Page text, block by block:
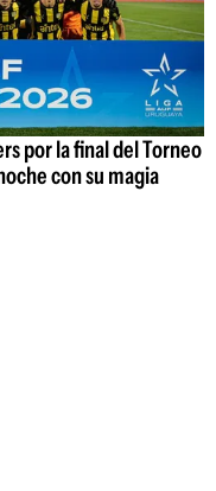
por la final del Torneo
con su magia